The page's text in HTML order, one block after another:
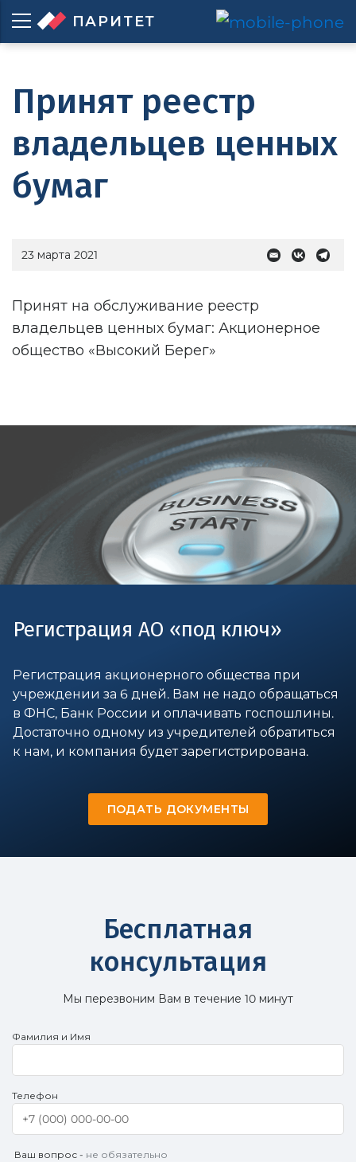
ПАРИТЕТ
Принят реестр
владельцев ценных
бумаг
23 марта 2021
Принят на обслуживание реестр
владельцев ценных бумаг: Акционерное
общество «Высокий Берег»
Регистрация АО «под ключ»
Регистрация акционерного общества при
учреждении за 6 дней. Вам не надо обращаться
в ФНС, Банк России и оплачивать госпошлины.
Достаточно одному из учредителей обратиться
к нам, и компания будет зарегистрирована.
ПОДАТЬ ДОКУМЕНТЫ
Бесплатная
консультация
Мы перезвоним Вам в течение 10 минут
Фамилия и Имя
Телефон
Ваш вопрос - не обязательно